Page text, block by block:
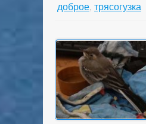
доброе, трясогузка